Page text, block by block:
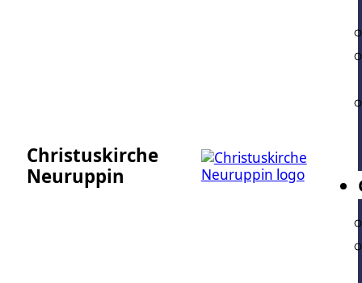
Christuskirche
Neuruppin